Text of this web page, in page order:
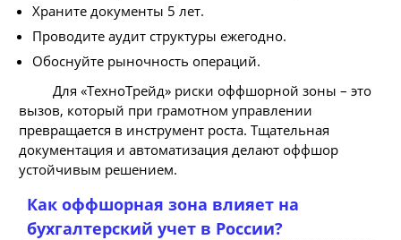
Храните документы 5 лет.
Проводите аудит структуры ежегодно.
Обоснуйте рыночность операций.
Для «ТехноТрейд» риски оффшорной зоны – это
вызов, который при грамотном управлении
превращается в инструмент роста. Тщательная
документация и автоматизация делают оффшор
устойчивым решением.
Как оффшорная зона влияет на
бухгалтерский учет в России?